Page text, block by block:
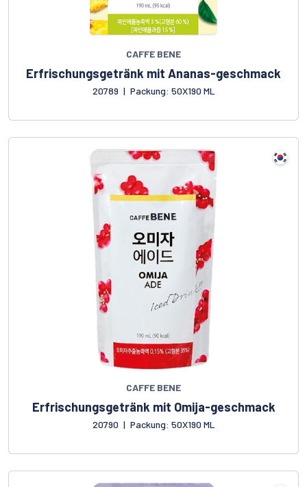
CAFFE BENE
Erfrischungsgetränk mit Ananas-geschmack
20789 | Packung: 50X190 ML
CAFFE BENE
Erfrischungsgetränk mit Omija-geschmack
20790 | Packung: 50X190 ML